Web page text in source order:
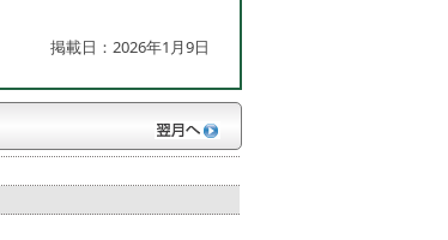
掲載日：2026年1月9日